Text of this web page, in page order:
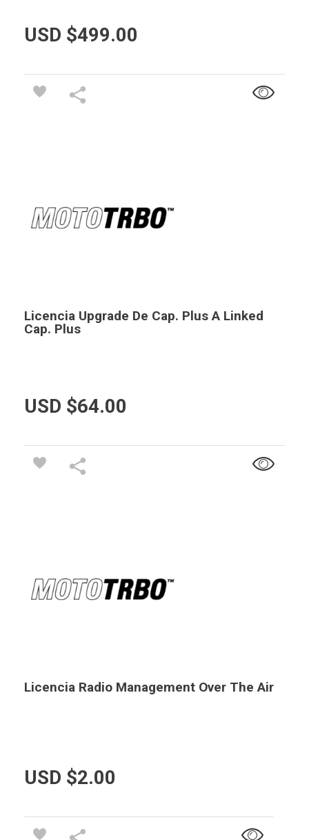
USD $499.00
Licencia Upgrade De Cap. Plus A Linked
Cap. Plus
USD $64.00
Licencia Radio Management Over The Air
USD $2.00